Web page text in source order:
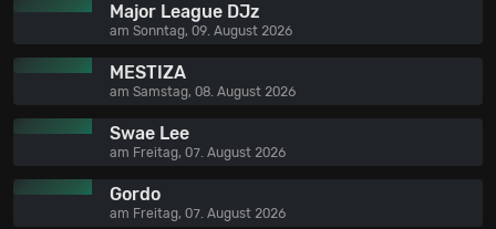
Major League DJz
am Sonntag, 09. August 2026
MESTIZA
am Samstag, 08. August 2026
Swae Lee
am Freitag, 07. August 2026
Gordo
am Freitag, 07. August 2026